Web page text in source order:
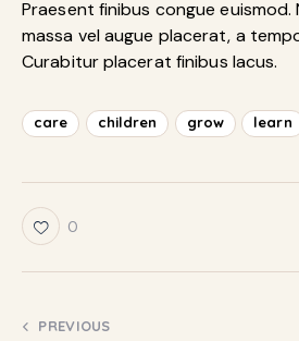
Praesent finibus congue euismod.
massa vel augue placerat, a
Curabitur placerat finibus lacus.
care children grow learn
0
PREVIOUS